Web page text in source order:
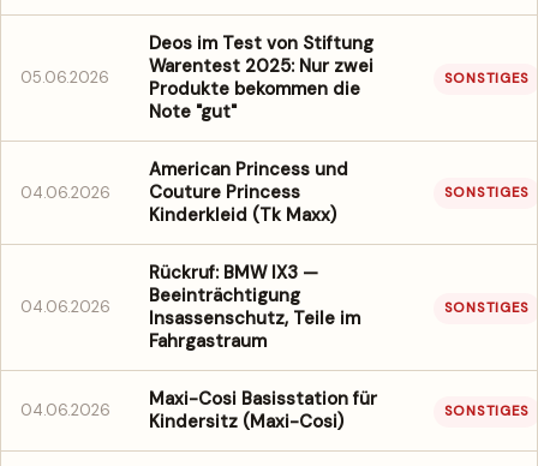
05.06.2026
Deos im Test von Stiftung
Warentest 2025: Nur zwei
Produkte bekommen die
Note "gut"
SONSTIGES
04.06.2026
American Princess und
Couture Princess
Kinderkleid (Tk Maxx)
SONSTIGES
04.06.2026
Rückruf: BMW IX3 —
Beeinträchtigung
Insassenschutz, Teile im
Fahrgastraum
SONSTIGES
04.06.2026
Maxi-Cosi Basisstation für
Kindersitz (Maxi-Cosi)
SONSTIGES